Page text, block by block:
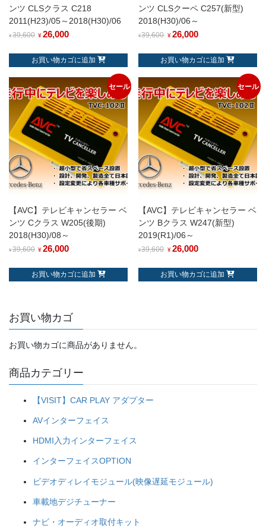
ンツ CLSクラス C218
2011(H23)/05～2018(H30)/06
¥39,600 ¥ 26,000
お買い物カゴに追加
ンツ CLSクーペ C257(新型)
2018(H30)/06～
¥39,600 ¥ 26,000
お買い物カゴに追加
セール
【AVC】テレビキャンセラー ベ
ンツ Cクラス W205(後期)
2018(H30)/08～
¥39,600 ¥ 26,000
お買い物カゴに追加
セール
【AVC】テレビキャンセラー ベ
ンツ Bクラス W247(新型)
2019(R1)/06～
¥39,600 ¥ 26,000
お買い物カゴに追加
お買い物カゴ
お買い物カゴに商品がありません。
商品カテゴリー
【VISIT】CAR PLAY アダプター
AVインターフェイス
HDMI入力インターフェイス
インターフェイスOPTION
ビデオディレイモジュール(映像遅延モジュール)
車載地デジチューナー
ナビ・オーディオ取付キット